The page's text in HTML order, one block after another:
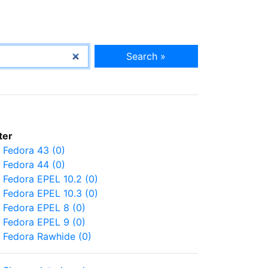
Search »
Fedora 43 (0)
Fedora 44 (0)
Fedora EPEL 10.2 (0)
Fedora EPEL 10.3 (0)
Fedora EPEL 8 (0)
Fedora EPEL 9 (0)
Fedora Rawhide (0)